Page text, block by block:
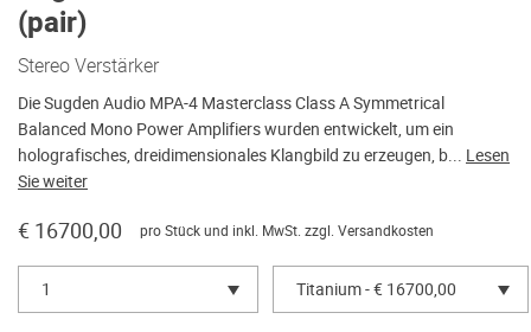
(pair)
Stereo Verstärker
Die Sugden Audio MPA-4 Masterclass Class A Symmetrical
Balanced Mono Power Amplifiers wurden entwickelt, um ein
holografisches, dreidimensionales Klangbild zu erzeugen, b... Lesen
Sie weiter
€ 16700,00 pro Stück und inkl. MwSt. zzgl. Versandkosten
1 Titanium - € 16700,00